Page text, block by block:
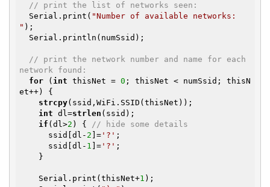
// print the list of networks seen:
  Serial.print(
"Number of available networks:
" );
// print the network number and name for each
network found:
for ( int thisNet = 0 ; thisNet < numSsid; thisN
et++) {
strcpy(ssid,WiFi.SSID(thisNet));
int dl=strlen (ssid);
if (dl>2 ) { // hide some details
      ssid[dl-
2 ]= '?' ;
      ssid[dl-
1 ]= '?' ;
    Serial.print(thisNet+
1 );